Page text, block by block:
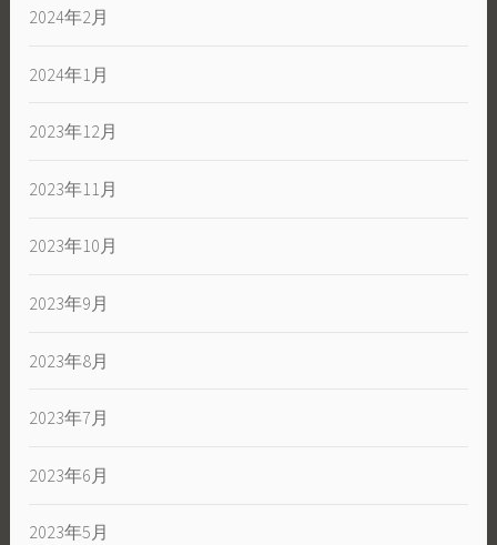
2024年2月
2024年1月
2023年12月
2023年11月
2023年10月
2023年9月
2023年8月
2023年7月
2023年6月
2023年5月